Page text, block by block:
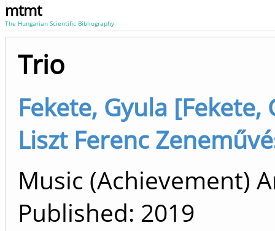
mtmt
The Hungarian Scientific Bibliography
Trio
Fekete, Gyula
Liszt Ferenc
Music (Achievement)
Published: 2019